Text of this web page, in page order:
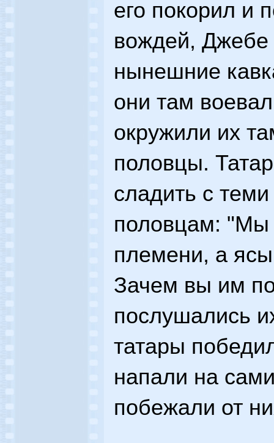
его покорил и
вождей, Джебе
нынешние
они там
окружили их
половцы.
сладить с
половцам: "Мы
племени, а
Зачем вы им
послушались
татары
напали на
побежали от